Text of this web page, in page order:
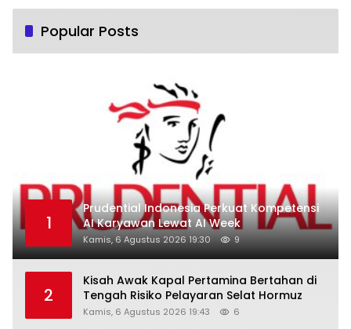
Popular Posts
1
Prudential Indonesia Perkuat Kompetensi
AI Karyawan Lewat AI Week
Kamis, 6 Agustus 2026 19:30 9
2
Kisah Awak Kapal Pertamina Bertahan di
Tengah Risiko Pelayaran Selat Hormuz
Kamis, 6 Agustus 2026 19:43 6